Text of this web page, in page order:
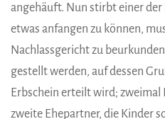
angehäuft. Nun stirbt einer
etwas anfangen zu können,
Nachlassgericht zu
gestellt werden, auf dessen
Erbschein erteilt wird;
zweite Ehepartner, die Kinder